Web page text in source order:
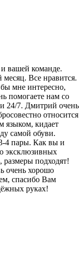
вашей команде.
Все нравится.
мне интересно,
помогаете нам со
24/7. Дмитрий очень
относится
языком, кидает
самой обуви.
4 пары. Как вы и
эксклюзивных
размеры подходят!
очень хорошо
спасибо Вам
руках!